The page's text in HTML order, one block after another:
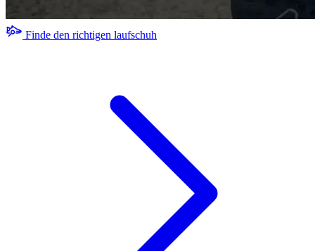
Finde den richtigen laufschuh